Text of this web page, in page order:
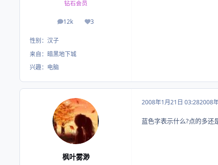
钻石会员
12k
帖子 3
荣誉积分
性别： 汉子
来自： 暗黑地下城
兴趣： 电脑
枫叶雾渺
2008年1月21日 03:282008
蓝色字表示什么?点的多还